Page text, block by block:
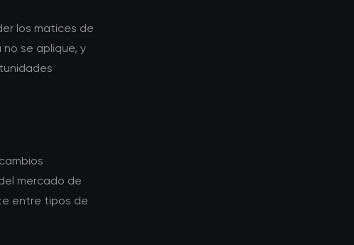
los matices de
se aplique, y
mercado de
entre tipos de